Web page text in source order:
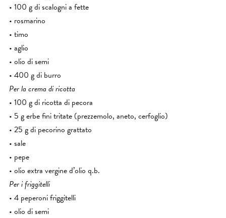
• 100 g di scalogni a fette
• rosmarino
• timo
• aglio
• olio di semi
• 400 g di burro
Per la crema di ricotta
• 100 g di ricotta di pecora
• 5 g erbe fini tritate (prezzemolo, aneto, cerfoglio)
• 25 g di pecorino grattato
• sale
• pepe
• olio extra vergine d’olio q.b.
Per i friggitelli
• 4 peperoni friggitelli
• olio di semi